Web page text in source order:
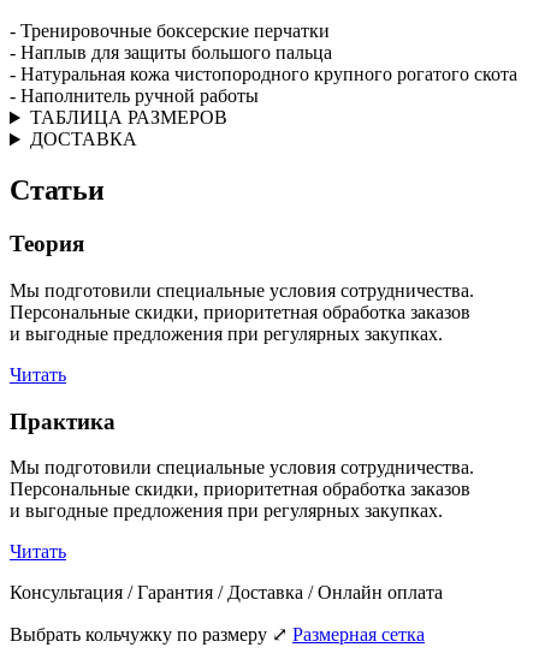
- Тренировочные боксерские перчатки
- Наплыв для защиты большого пальца
- Натуральная кожа чистопородного крупного рогатого скота
- Наполнитель ручной работы
ТАБЛИЦА РАЗМЕРОВ
ДОСТАВКА
Статьи
Теория
Мы подготовили специальные условия сотрудничества.
Персональные скидки, приоритетная обработка заказов
и выгодные предложения при регулярных закупках.
Читать
Практика
Мы подготовили специальные условия сотрудничества.
Персональные скидки, приоритетная обработка заказов
и выгодные предложения при регулярных закупках.
Читать
Консультация / Гарантия / Доставка / Онлайн оплата
Выбрать кольчужку по размеру ⤢ Размерная сетка